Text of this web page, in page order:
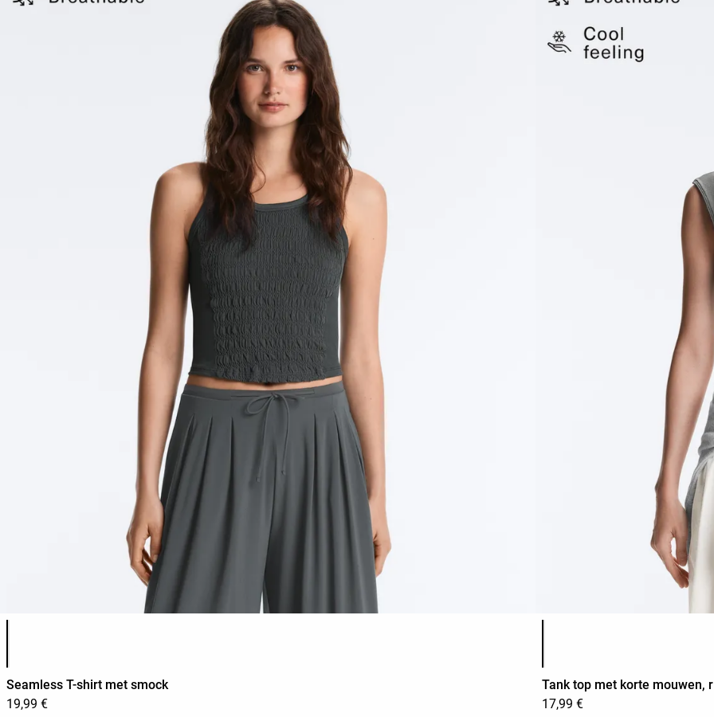
Seamless T-shirt met smock
19,99 €
Tank top met korte mouwen,
17,99 €